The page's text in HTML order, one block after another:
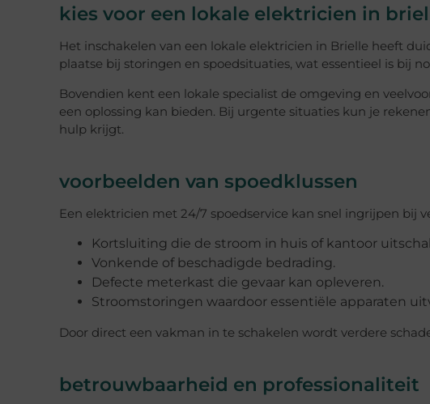
kies voor een lokale elektricien in
Het inschakelen van een lokale elektricien in Brielle heeft
plaatse bij storingen en spoedsituaties, wat essentieel is bij
Bovendien kent een lokale specialist de omgeving en
een oplossing kan bieden. Bij urgente situaties kun je
hulp krijgt.
voorbeelden van spoedklussen
Een elektricien met 24/7 spoedservice kan snel ingrijpen bij
Kortsluiting die de stroom in huis of kantoor
Vonkende of beschadigde bedrading.
Defecte meterkast die gevaar kan opleveren.
Stroomstoringen waardoor essentiële apparaten
Door direct een vakman in te schakelen wordt verdere
betrouwbaarheid en professionaliteit